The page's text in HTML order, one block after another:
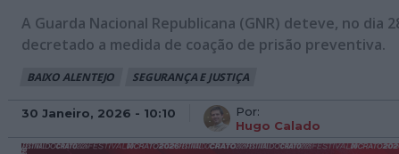
A Guarda Nacional Republicana (GNR) deteve, no
decretado a medida de coação de prisão preventiva.
BAIXO ALENTEJO SEGURANÇA E JUSTIÇA
30 Janeiro, 2026 - 10:10
Por:
Hugo Calado